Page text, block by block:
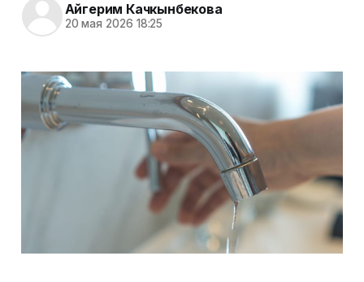
Айгерим Качкынбекова
20 мая 2026 18:25